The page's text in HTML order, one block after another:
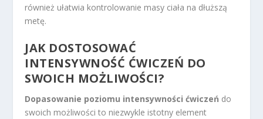
również ułatwia kontrolowanie masy ciała na dłuższą
metę.
JAK DOSTOSOWAĆ
INTENSYWNOŚĆ ĆWICZEŃ DO
SWOICH MOŻLIWOŚCI?
Dopasowanie poziomu intensywności ćwiczeń do
swoich możliwości to niezwykle istotny element